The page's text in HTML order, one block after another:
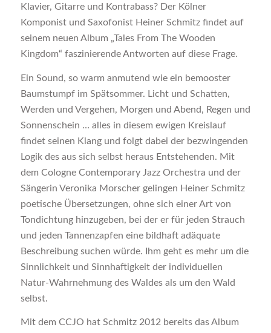
Klavier, Gitarre und Kontrabass? Der Kölner
Komponist und Saxofonist Heiner Schmitz findet auf
seinem neuen Album „Tales From The Wooden
Kingdom“ faszinierende Antworten auf diese Frage.
Ein Sound, so warm anmutend wie ein bemooster
Baumstumpf im Spätsommer. Licht und Schatten,
Werden und Vergehen, Morgen und Abend, Regen und
Sonnenschein … alles in diesem ewigen Kreislauf
findet seinen Klang und folgt dabei der bezwingenden
Logik des aus sich selbst heraus Entstehenden. Mit
dem Cologne Contemporary Jazz Orchestra und der
Sängerin Veronika Morscher gelingen Heiner Schmitz
poetische Übersetzungen, ohne sich einer Art von
Tondichtung hinzugeben, bei der er für jeden Strauch
und jeden Tannenzapfen eine bildhaft adäquate
Beschreibung suchen würde. Ihm geht es mehr um die
Sinnlichkeit und Sinnhaftigkeit der individuellen
Natur-Wahrnehmung des Waldes als um den Wald
selbst.
Mit dem CCJO hat Schmitz 2012 bereits das Album